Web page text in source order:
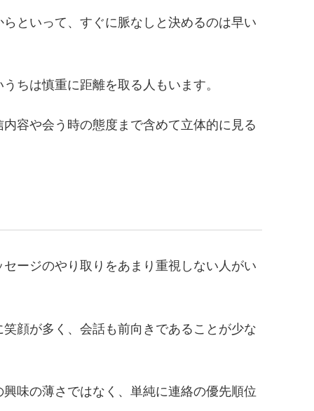
といって、すぐに脈なしと決めるのは早い
ちは慎重に距離を取る人もいます。
容や会う時の態度まで含めて立体的に見る
ージのやり取りをあまり重視しない人がい
顔が多く、会話も前向きであることが少な
味の薄さではなく、単純に連絡の優先順位